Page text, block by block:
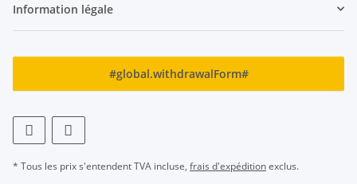
Information légale
#global.withdrawalForm#
* Tous les prix s'entendent TVA incluse, frais d'expéditionexclus.